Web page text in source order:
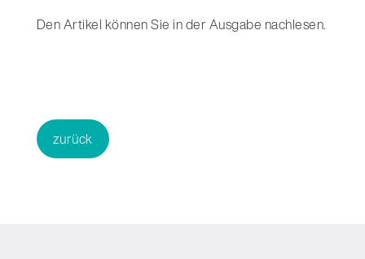
Den Artikel können Sie in der Ausgabe nachlesen.
zurück